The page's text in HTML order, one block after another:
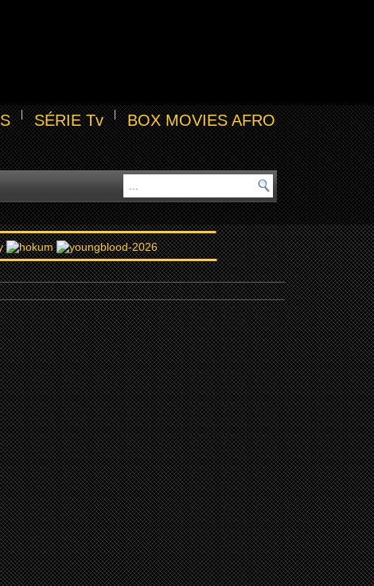
SÉRIE Tv BOX MOVIES AFRO